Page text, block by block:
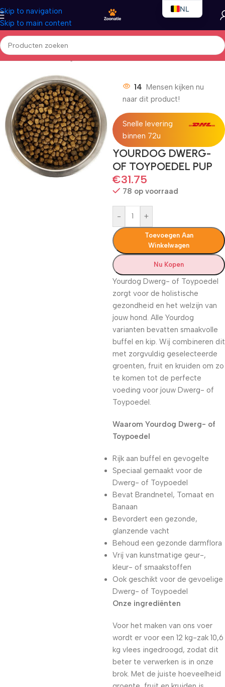
Skip to navigation
Skip to main content
Home/Honden/Droogvoer
14 Mensen kijken nu
naar dit product!
Snelle levering
binnen 72u
YOURDOG DWERG-
OF TOYPOEDEL PUP
€31.75
78 op voorraad
- +
Toevoegen Aan
Winkelwagen
Nu Kopen
Yourdog Dwerg- of Toypoedel
zorgt voor de holistische
gezondheid en het welzijn van
jouw hond. Alle Yourdog
varianten bevatten smaakvolle
buffel en kip. Wij combineren dit
met zorgvuldig geselecteerde
groenten, fruit en kruiden om zo
te komen tot de perfecte
voeding voor jouw Dwerg- of
Toypoedel.
Waarom Yourdog Dwerg- of
Toypoedel
Rijk aan buffel en gevogelte
Speciaal gemaakt voor de
Dwerg- of Toypoedel
Bevat Brandnetel, Tomaat en
Banaan
Bevordert een gezonde,
glanzende vacht
Behoud een gezonde darmflora
Vrij van kunstmatige geur-,
kleur- of smaakstoffen
Ook geschikt voor de gevoelige
Dwerg- of Toypoedel
Onze ingrediënten
Voor het maken van ons voer
wordt er voor een 12 kg-zak 10,6
kg vlees ingedroogd, zodat dit
beter te verwerken is in onze
brok. Met de juiste hoeveelheid
NL